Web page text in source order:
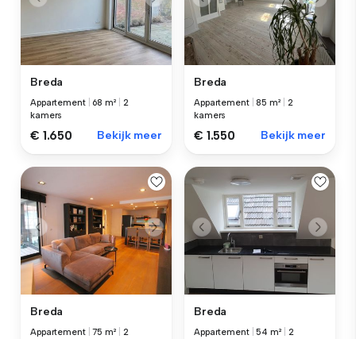
Breda
Appartement 68 m²
2
kamers
€ 1.650 Bekijk meer
Breda
Appartement |85 m²
2
kamers
€ 1.550 Bekijk meer
Breda
Appartement |75 m²
2
Breda
Appartement |54 m²
2